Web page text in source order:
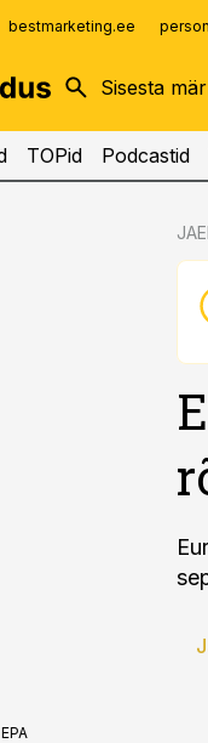
bestmarketing.ee
TOPid Podcastid
EPA